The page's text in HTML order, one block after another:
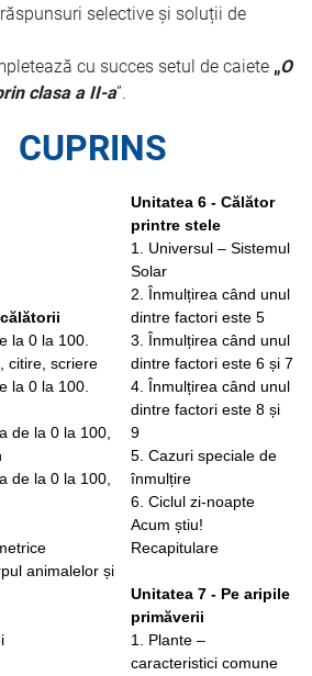
selective și soluții de
cu succes setul de caiete „O
clasa a II-a”.
CUPRINS
la 0 la 100.
citire, scriere
la 0 la 100.
de la 0 la 100,
de la 0 la 100,
animalelor și
Unitatea 6 - Călător
printre stele
1. Universul – Sistemul
Solar
2. Înmulțirea când unul
dintre factori este 5
3. Înmulțirea când unul
dintre factori este 6 și 7
4. Înmulțirea când unul
dintre factori este 8 și
9
5. Cazuri speciale de
înmulțire
6. Ciclul zi-noapte
Acum știu!
Recapitulare
Unitatea 7 - Pe aripile
primăverii
1. Plante –
caracteristici comune